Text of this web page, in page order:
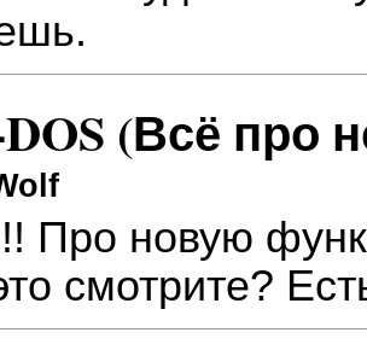
(Всё про
Про новую
смотрите?